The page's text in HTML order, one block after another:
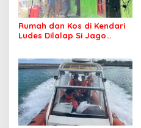
Rumah dan Kos di Kendari
Ludes Dilalap Si Jago